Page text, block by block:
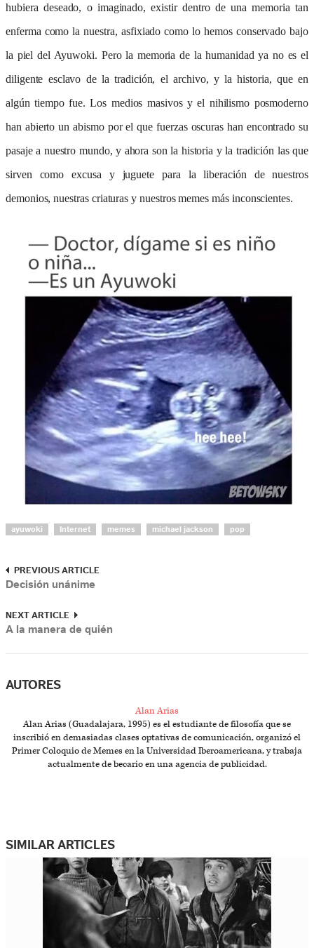
hubiera deseado, o imaginado, existir dentro de una memoria tan
enferma como la nuestra, asfixiado como lo hemos conservado bajo
la piel del Ayuwoki. Pero la memoria de la humanidad ya no es el
diligente esclavo de la tradición, el archivo, y la historia, que en
algún tiempo fue. Los medios masivos y el nihilismo posmoderno
han abierto un abismo por el que fuerzas oscuras han encontrado su
pasaje a nuestro mundo, y ahora son la historia y la tradición las que
sirven como excusa y juguete para la liberación de nuestros
demonios, nuestras criaturas y nuestros memes más inconscientes.
ayuwoki Internet memes michael jackson pop
PREVIOUS ARTICLE
Decisión unánime
NEXT ARTICLE
A la manera de quién
AUTORES
Alan Arias
Alan Arias (Guadalajara, 1995) es el estudiante de filosofía que se
inscribió en demasiadas clases optativas de comunicación, organizó el
Primer Coloquio de Memes en la Universidad Iberoamericana, y trabaja
actualmente de becario en una agencia de publicidad.
SIMILAR ARTICLES